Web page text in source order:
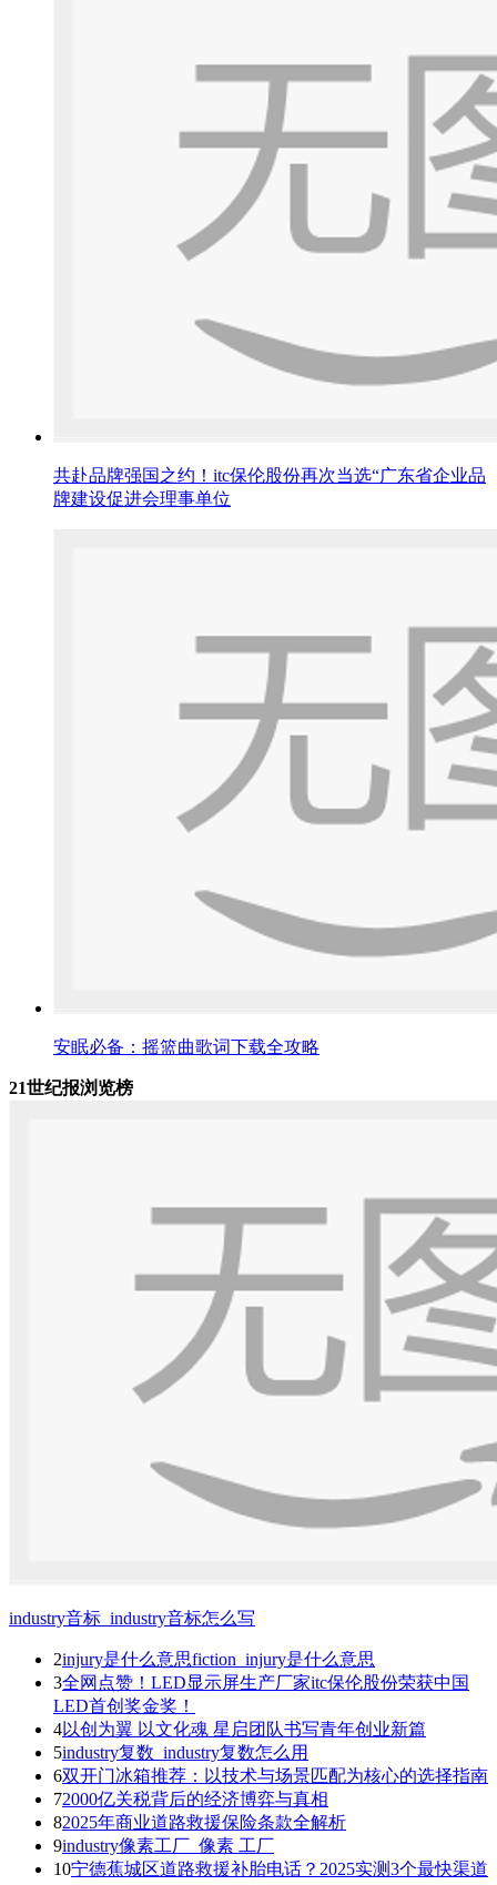
共赴品牌强国之约！itc保伦股份再次当选“广东省企业品
牌建设促进会理事单位
安眠必备：摇篮曲歌词下载全攻略
21世纪报浏览榜
industry音标_industry音标怎么写
2injury是什么意思fiction_injury是什么意思
3全网点赞！LED显示屏生产厂家itc保伦股份荣获中国
LED首创奖金奖！
4以创为翼 以文化魂 星启团队书写青年创业新篇
5industry复数_industry复数怎么用
6双开门冰箱推荐：以技术与场景匹配为核心的选择指南
72000亿关税背后的经济博弈与真相
82025年商业道路救援保险条款全解析
9industry像素工厂_像素 工厂
10宁德蕉城区道路救援补胎电话？2025实测3个最快渠道